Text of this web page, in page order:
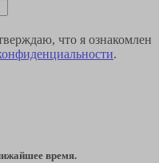
что я ознакомлен
.
время.